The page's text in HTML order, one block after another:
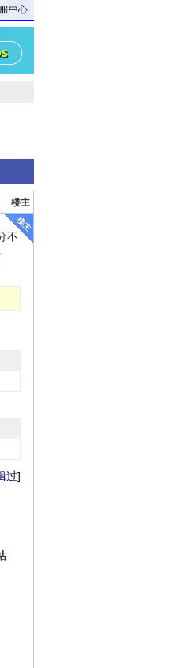
中心
楼主
不
过]